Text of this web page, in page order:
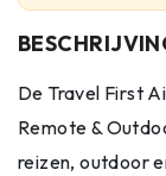
De Travel First
Remote &
reizen, outdoor